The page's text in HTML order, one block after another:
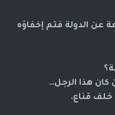
عن الدولة فتم إخفاؤه
كان هذا الرجل…
خلف قناع.